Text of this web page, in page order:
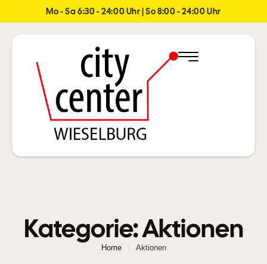
Mo - Sa 6:30 - 24:00 Uhr | So 8:00 - 24:00 Uhr
Kategorie:Aktionen
Home / Aktionen